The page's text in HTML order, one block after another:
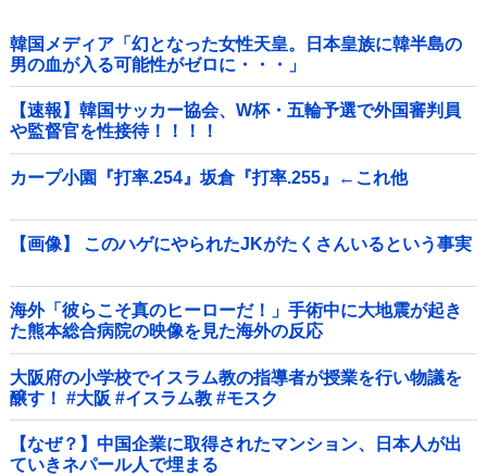
韓国メディア「幻となった女性天皇。日本皇族に韓半島の
男の血が入る可能性がゼロに・・・」
【速報】韓国サッカー協会、W杯・五輪予選で外国審判員
や監督官を性接待！！！！
カープ小園『打率.254』坂倉『打率.255』←これ他
【画像】 このハゲにやられたJKがたくさんいるという事実
海外「彼らこそ真のヒーローだ！」手術中に大地震が起き
た熊本総合病院の映像を見た海外の反応
大阪府の小学校でイスラム教の指導者が授業を行い物議を
醸す！ #大阪 #イスラム教 #モスク
【なぜ？】中国企業に取得されたマンション、日本人が出
ていきネパール人で埋まる